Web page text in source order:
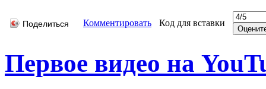
Поделиться Комментировать Код для вставки
Первое видео на